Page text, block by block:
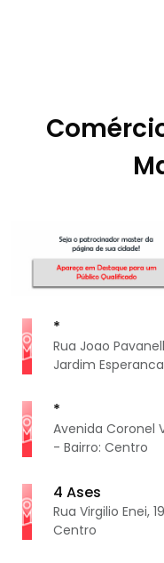
*
Rua Joao
Jardim Esperanca
*
Avenida Coronel
- Bairro: Centro
4 Ases
Rua Virgilio Enei,
Centro